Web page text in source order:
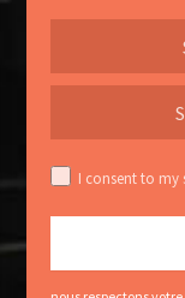
I consent to my